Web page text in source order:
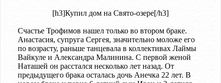
[h3]Купил дом на Свято-озере[/h3]
Счастье Трофимов нашел только во втором браке.
Анастасия, супруга Сергея, значительно моложе его
по возрасту, раньше танцевала в коллективах Лаймы
Вайкуле и Александра Малинина. С первой женой
Наташей он расстался несколько лет назад. От
предыдущего брака осталась дочь Анечка 22 лет. В